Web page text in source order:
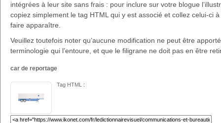
intégrées à leur site sans frais : pour inclure sur votre blogue
copiez simplement le tag HTML qui y est associé et collez celui-ci
faire apparaître.
Veuillez toutefois noter qu’aucune modification ne peut être
terminologie qui l’entoure, et que le filigrane ne doit pas en être
car de reportage
Tag HTML :